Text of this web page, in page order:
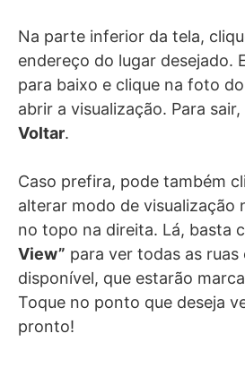
Na parte inferior da tela,
endereço do lugar desejado.
para baixo e clique na foto
abrir a visualização. Para
Voltar.
Caso prefira, pode também
alterar modo de visualização
no topo na direita. Lá, basta
View” para ver todas as ruas
disponível, que estarão
Toque no ponto que deseja
pronto!